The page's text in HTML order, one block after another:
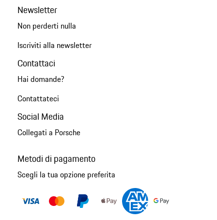
Newsletter
Non perderti nulla
Iscriviti alla newsletter
Contattaci
Hai domande?
Contattateci
Social Media
Collegati a Porsche
Metodi di pagamento
Scegli la tua opzione preferita